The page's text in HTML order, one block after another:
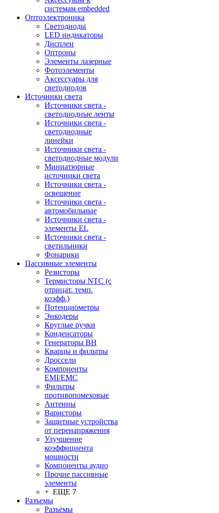
системам embedded
Oптоэлектроника
Светодиоды
LED индикаторы
Дисплеи
Оптроны
Элементы лазерные
Фотоэлементы
Аксессуары для
светодиодов
Источники света
Источники света -
светодиодные ленты
Источники света -
светодиодные
линейки
Источники света -
светодиодные модули
Миниатюрные
источники света
Источники света -
освещение
Источники света -
автомобильные
Источники света -
элементы EL
Источники света -
светильники
Фонарики
Пассивные элементы
Резисторы
Термисторы NTC (с
отрицат. темп.
коэфф.)
Потенциометры
Энкодеры
Круглые ручки
Конденсаторы
Генераторы ВН
Кварцы и фильтры
Дроссели
Компоненты
EMI/EMC
Фильтры
противопомеховые
Антенны
Варисторы
Защитные устройства
от перенапряжения
Улучшение
коэффициента
мощности
Компоненты аудио
Прочие пассивные
элементы
+ ЕЩЕ 7
Разъeмы
Разъёмы